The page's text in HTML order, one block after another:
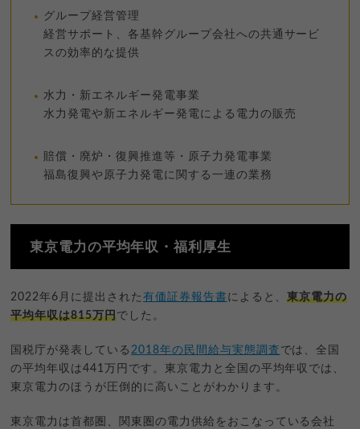
グループ経営管理
経営サポート、各基幹グループ会社への共通サービ
スの効率的な提供
水力・新エネルギー発電事業
水力発電や新エネルギー発電による電力の販売
賠償・廃炉・復興推進等・原子力発電事業
福島復興や原子力発電に関する一連の業務
東京電力の平均年収・福利厚生
2022年6月に提出された 有価証券報告書によると、東京電力の
平均年収は815万円でした。
国税庁が発表している2018年の民間給与実態調査 では、全国
の平均年収は441万円です。東京電力と全国の平均年収では、
東京電力のほうが圧倒的に高いことがわかります。
東京電力は首都圏、関東圏の電力供給をおこなっている会社